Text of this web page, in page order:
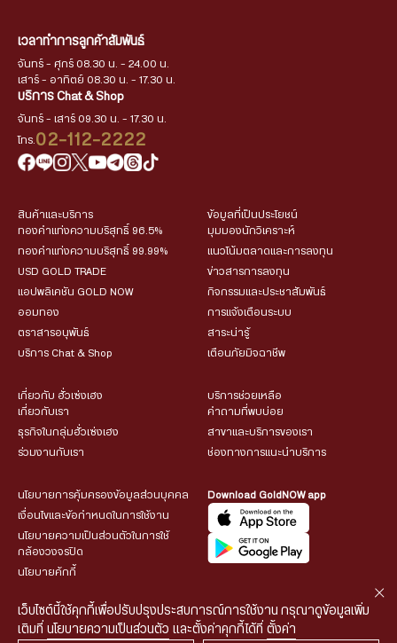
เวลาทำการลูกค้าสัมพันธ์
จันทร์ - ศุกร์ 08.30 น. - 24.00 น.
เสาร์ - อาทิตย์ 08.30 น. - 17.30 น.
บริการ Chat & Shop
จันทร์ - เสาร์ 09.30 น. - 17.30 น.
โทร. 02-112-2222
สินค้าและบริการ
ทองคำแท่งความบริสุทธิ์ 96.5%
ทองคำแท่งความบริสุทธิ์ 99.99%
USD GOLD TRADE
แอปพลิเคชัน GOLD NOW
ออมทอง
ตราสารอนุพันธ์
บริการ Chat & Shop
ข้อมูลที่เป็นประโยชน์
มุมมองนักวิเคราะห์
แนวโน้มตลาดและการลงทุน
ข่าวสารการลงทุน
กิจกรรมและประชาสัมพันธ์
การแจ้งเตือนระบบ
สาระน่ารู้
เตือนภัยมิจฉาชีพ
เกี่ยวกับ ฮั่วเซ่งเฮง
เกี่ยวกับเรา
ธุรกิจในกลุ่มฮั่วเซ่งเฮง
ร่วมงานกับเรา
บริการช่วยเหลือ
คำถามที่พบบ่อย
สาขาและบริการของเรา
ช่องทางการแนะนำบริการ
นโยบายการคุ้มครองข้อมูลส่วนบุคคล
เงื่อนไขและข้อกำหนดในการใช้งาน
นโยบายความเป็นส่วนตัวในการใช้
กล้องวงจรปิด
นโยบายคุ้กกี้
Download GoldNOW app
เว็บไซต์นี้ใช้คุกกี้เพื่อปรับปรุงประสบการณ์การใช้งาน กรุณาดูข้อมูลเพิ่ม
เติมที่ นโยบายความเป็นส่วนตัว และตั้งค่าคุกกี้ได้ที่ ตั้งค่า